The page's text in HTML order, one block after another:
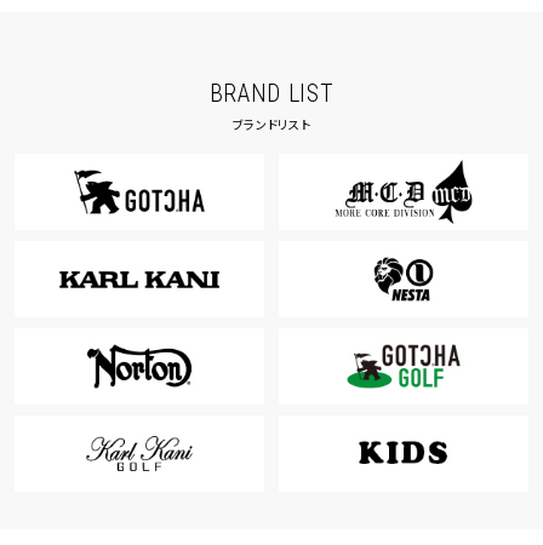
BRAND LIST
ブランドリスト